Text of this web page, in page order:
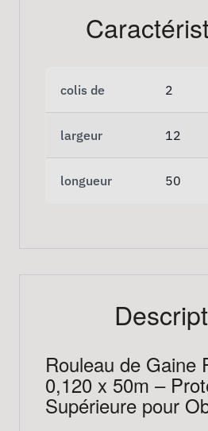
colis de 2
largeur 12
longueur 50
Rouleau de Gaine
0,120 x 50m –
Supérieure pour